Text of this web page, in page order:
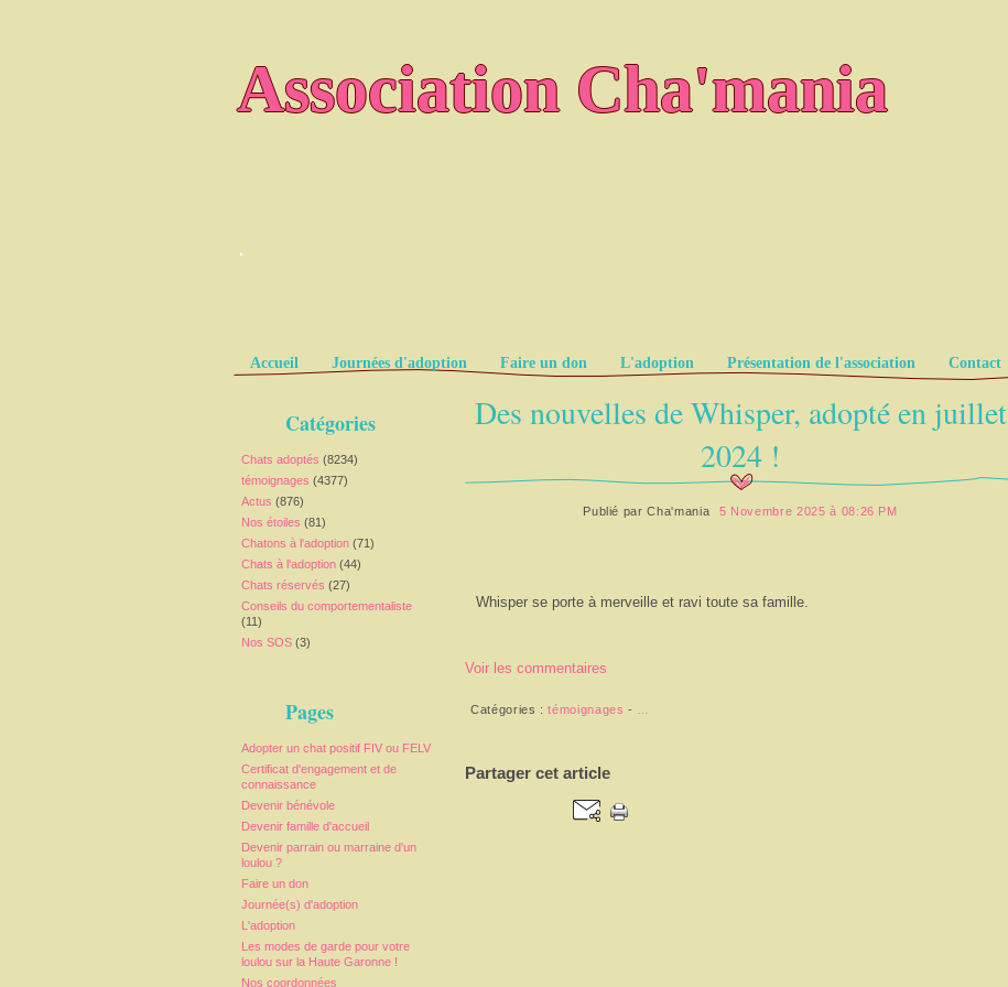
Association Cha'mania
.
Pages
Accueil Journées d'adoption Faire un don L'adoption Présentation de l'association Contact
Catégories
Chats adoptés (8234)
témoignages (4377)
Actus (876)
Nos étoiles (81)
Chatons à l'adoption (71)
Chats à l'adoption (44)
Chats réservés (27)
Conseils du comportementaliste
(11)
Nos SOS (3)
Pages
Adopter un chat positif FIV ou FELV
Certificat d'engagement et de
connaissance
Devenir bénévole
Devenir famille d'accueil
Devenir parrain ou marraine d'un
loulou ?
Faire un don
Journée(s) d'adoption
L'adoption
Les modes de garde pour votre
loulou sur la Haute Garonne !
Nos coordonnées
Des nouvelles de Whisper, adopté en juillet
2024 !
Publié parCha'mania 5 Novembre 2025 à 08:26 PM
Whisper se porte à merveille et ravi toute sa famille.
Voir les commentaires
Catégories :témoignages -
Partager cet article